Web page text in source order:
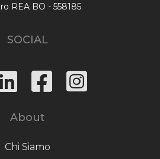
REA BO - 558185
SOCIAL
About
Chi Siamo